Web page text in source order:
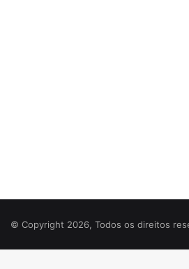
© Copyright 2026, Todos os direitos